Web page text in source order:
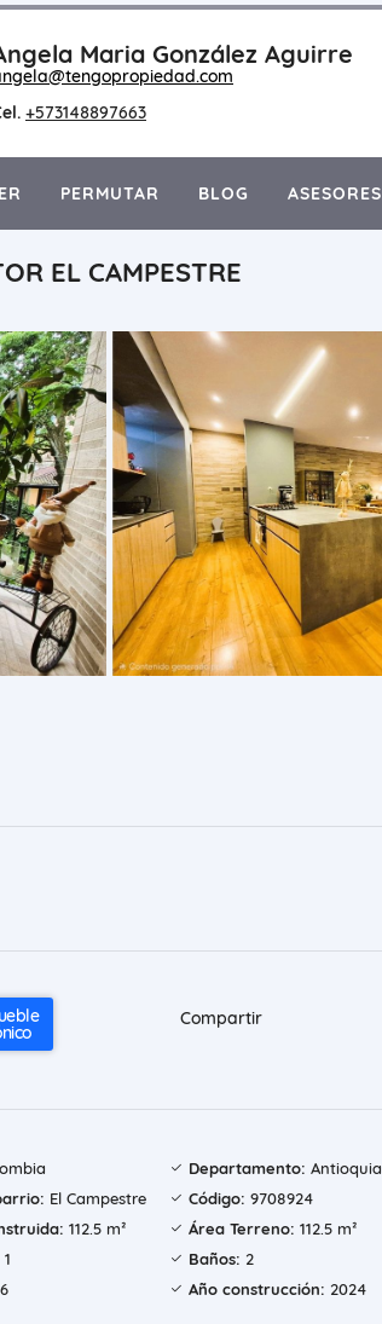
Maria González Aguirre
+573148897663
PERMUTAR BLOG ASESORES
EL CAMPESTRE
Compartir
Departamento: Antioquia
El Campestre Código: 9708924
112.5 m² Área Terreno: 112.5 m²
1 Baños: 2
6 Año construcción: 2024